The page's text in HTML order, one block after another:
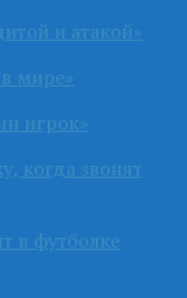
и атакой»
мире»
игрок»
когда звонят
в футболке